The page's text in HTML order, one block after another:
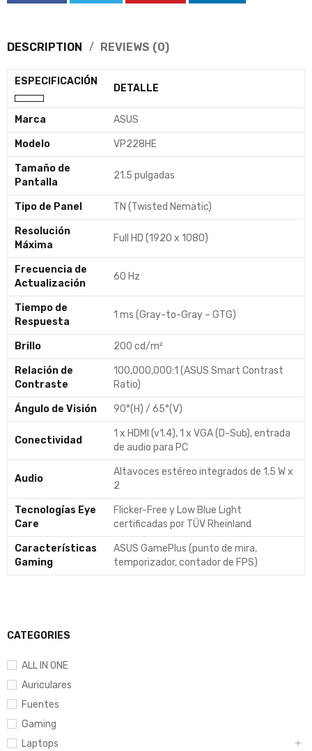
CATEGORIES
ALL IN ONE
Auriculares
Fuentes
Gaming
Laptops
DESCRIPTION REVIEWS (0)
ESPECIFICACIÓN
DETALLE
Marca ASUS
Modelo VP228HE
Tamaño de
Pantalla
21.5 pulgadas
Tipo de Panel TN (Twisted Nematic)
Resolución
Máxima
Full HD (1920 x 1080)
Frecuencia de
Actualización
60 Hz
Tiempo de
Respuesta
1 ms (Gray-to-Gray – GTG)
Brillo 200 cd/m²
Relación de
Contraste
100,000,000:1 (ASUS Smart Contrast
Ratio)
Ángulo de Visión 90°(H) / 65°(V)
Conectividad
1 x HDMI (v1.4), 1 x VGA (D-Sub), entrada
de audio para PC
Audio
Altavoces estéreo integrados de 1.5 W x
2
Tecnologías Eye
Care
Flicker-Free y Low Blue Light
certificadas por TÜV Rheinland
Características
Gaming
ASUS GamePlus (punto de mira,
temporizador, contador de FPS)